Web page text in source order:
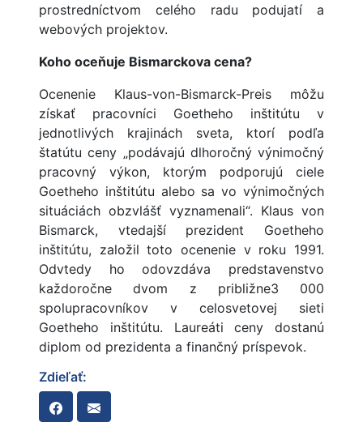
prostredníctvom celého radu podujatí a
webových projektov.
Koho oceňuje Bismarckova cena?
Ocenenie Klaus-von-Bismarck-Preis môžu
získať pracovníci Goetheho inštitútu v
jednotlivých krajinách sveta, ktorí podľa
štatútu ceny „podávajú dlhoročný výnimočný
pracovný výkon, ktorým podporujú ciele
Goetheho inštitútu alebo sa vo výnimočných
situáciách obzvlášť vyznamenali“. Klaus von
Bismarck, vtedajší prezident Goetheho
inštitútu, založil toto ocenenie v roku 1991.
Odvtedy ho odovzdáva predstavenstvo
každoročne dvom z približne3 000
spolupracovníkov v celosvetovej sieti
Goetheho inštitútu. Laureáti ceny dostanú
diplom od prezidenta a finančný príspevok.
Zdieľať: